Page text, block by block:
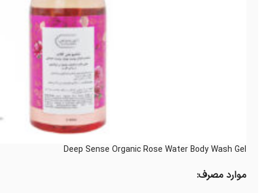
Deep Sense Organic Rose Water Body Wash Gel
موارد مصرف: